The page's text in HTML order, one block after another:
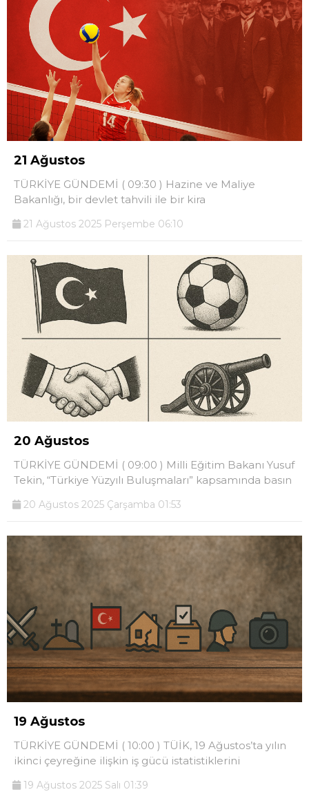
21 Ağustos
TÜRKİYE GÜNDEMİ ( 09:30 ) Hazine ve Maliye
Bakanlığı, bir devlet tahvili ile bir kira
21 Ağustos 2025 Perşembe 06:10
20 Ağustos
TÜRKİYE GÜNDEMİ ( 09:00 ) Milli Eğitim Bakanı Yusuf
Tekin, “Türkiye Yüzyılı Buluşmaları” kapsamında basın
20 Ağustos 2025 Çarşamba 01:53
19 Ağustos
TÜRKİYE GÜNDEMİ ( 10:00 ) TÜİK, 19 Ağustos’ta yılın
ikinci çeyreğine ilişkin iş gücü istatistiklerini
19 Ağustos 2025 Salı 01:39